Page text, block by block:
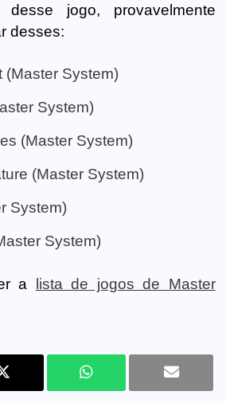
jogo, provavelmente
desses:
(Master System)
System)
(Master System)
(Master System)
System)
System)
a
lista de jogos de Master